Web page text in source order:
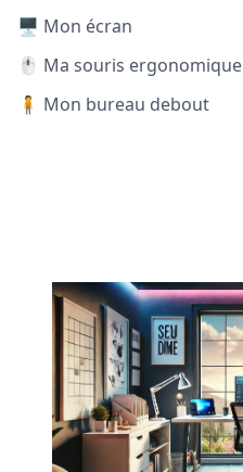
🖥️ Mon écran
🖱️ Ma souris ergonomique
🧍 Mon bureau debout